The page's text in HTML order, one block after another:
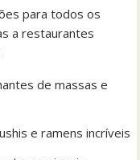
para todos os
a restaurantes
de massas e
e ramens incríveis